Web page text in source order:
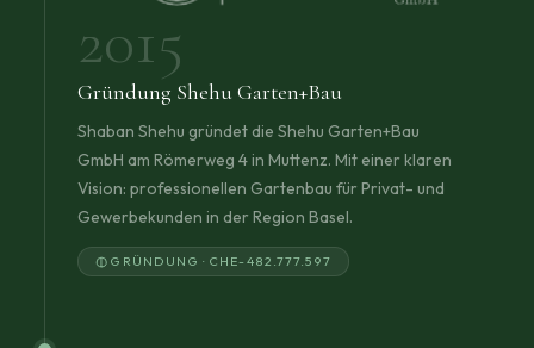
2015
Gründung Shehu Garten+Bau
Shaban Shehu gründet die Shehu Garten+Bau
GmbH am Römerweg 4 in Muttenz. Mit einer klaren
Vision: professionellen Gartenbau für Privat- und
Gewerbekunden in der Region Basel.
GRÜNDUNG · CHE-482.777.597